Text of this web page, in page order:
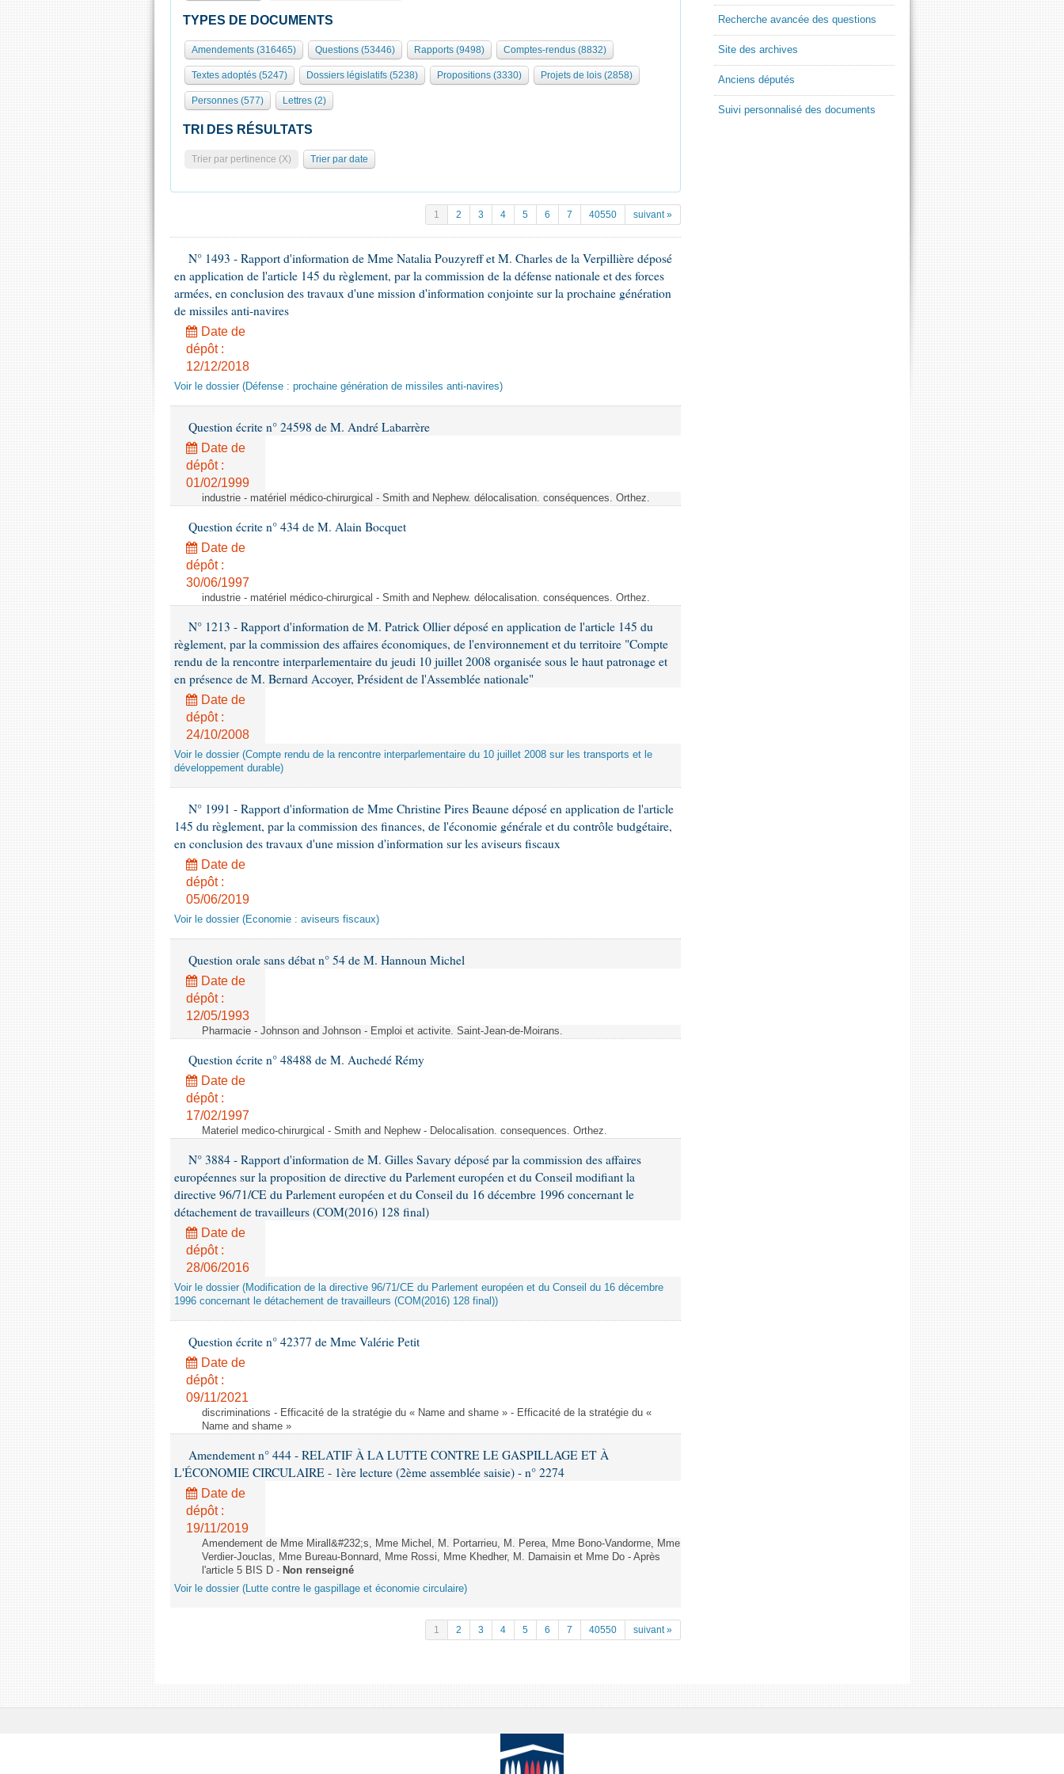
TYPES DE DOCUMENTS
Amendements (316465) Questions (53446) Rapports (9498) Comptes-rendus (8832)
Textes adoptés (5247) Dossiers législatifs (5238) Propositions (3330) Projets de lois (2858)
Personnes (577) Lettres (2)
TRI DES RÉSULTATS
Trier par pertinence (X) Trier par date
1 2 3 4 5 6 7 40550 suivant »
N° 1493 - Rapport d'information de Mme Natalia Pouzyreff et M. Charles de la Verpillière déposé
en application de l'article 145 du règlement, par la commission de la défense nationale et des forces
armées, en conclusion des travaux d'une mission d'information conjointe sur la prochaine génération
de missiles anti-navires
Date de
dépôt :
12/12/2018
Voir le dossier (Défense : prochaine génération de missiles anti-navires)
Question écrite n° 24598 de M. André Labarrère
Date de
dépôt :
01/02/1999
industrie - matériel médico-chirurgical - Smith and Nephew. délocalisation. conséquences. Orthez.
Question écrite n° 434 de M. Alain Bocquet
Date de
dépôt :
30/06/1997
industrie - matériel médico-chirurgical - Smith and Nephew. délocalisation. conséquences. Orthez.
N° 1213 - Rapport d'information de M. Patrick Ollier déposé en application de l'article 145 du
règlement, par la commission des affaires économiques, de l'environnement et du territoire "Compte
rendu de la rencontre interparlementaire du jeudi 10 juillet 2008 organisée sous le haut patronage et
en présence de M. Bernard Accoyer, Président de l'Assemblée nationale"
Date de
dépôt :
24/10/2008
Voir le dossier (Compte rendu de la rencontre interparlementaire du 10 juillet 2008 sur les transports et le
développement durable)
N° 1991 - Rapport d'information de Mme Christine Pires Beaune déposé en application de l'article
145 du règlement, par la commission des finances, de l'économie générale et du contrôle budgétaire,
en conclusion des travaux d'une mission d'information sur les aviseurs fiscaux
Date de
dépôt :
05/06/2019
Voir le dossier (Economie : aviseurs fiscaux)
Question orale sans débat n° 54 de M. Hannoun Michel
Date de
dépôt :
12/05/1993
Pharmacie - Johnson and Johnson - Emploi et activite. Saint-Jean-de-Moirans.
Question écrite n° 48488 de M. Auchedé Rémy
Date de
dépôt :
17/02/1997
Materiel medico-chirurgical - Smith and Nephew - Delocalisation. consequences. Orthez.
N° 3884 - Rapport d'information de M. Gilles Savary déposé par la commission des affaires
européennes sur la proposition de directive du Parlement européen et du Conseil modifiant la
directive 96/71/CE du Parlement européen et du Conseil du 16 décembre 1996 concernant le
détachement de travailleurs (COM(2016) 128 final)
Date de
dépôt :
28/06/2016
Voir le dossier (Modification de la directive 96/71/CE du Parlement européen et du Conseil du 16 décembre
1996 concernant le détachement de travailleurs (COM(2016) 128 final))
Question écrite n° 42377 de Mme Valérie Petit
Date de
dépôt :
09/11/2021
discriminations - Efficacité de la stratégie du « Name and shame » - Efficacité de la stratégie du «
Name and shame »
Amendement n° 444 - RELATIF À LA LUTTE CONTRE LE GASPILLAGE ET À
L'ÉCONOMIE CIRCULAIRE - 1ère lecture (2ème assemblée saisie) - n° 2274
Date de
dépôt :
19/11/2019
Amendement de Mme Mirall&#232;s, Mme Michel, M. Portarrieu, M. Perea, Mme Bono-Vandorme, Mme
Verdier-Jouclas, Mme Bureau-Bonnard, Mme Rossi, Mme Khedher, M. Damaisin et Mme Do - Après
l'article 5 BIS D - Non renseigné
Voir le dossier (Lutte contre le gaspillage et économie circulaire)
1 2 3 4 5 6 7 40550 suivant »
Recherche avancée des questions
Site des archives
Anciens députés
Suivi personnalisé des documents